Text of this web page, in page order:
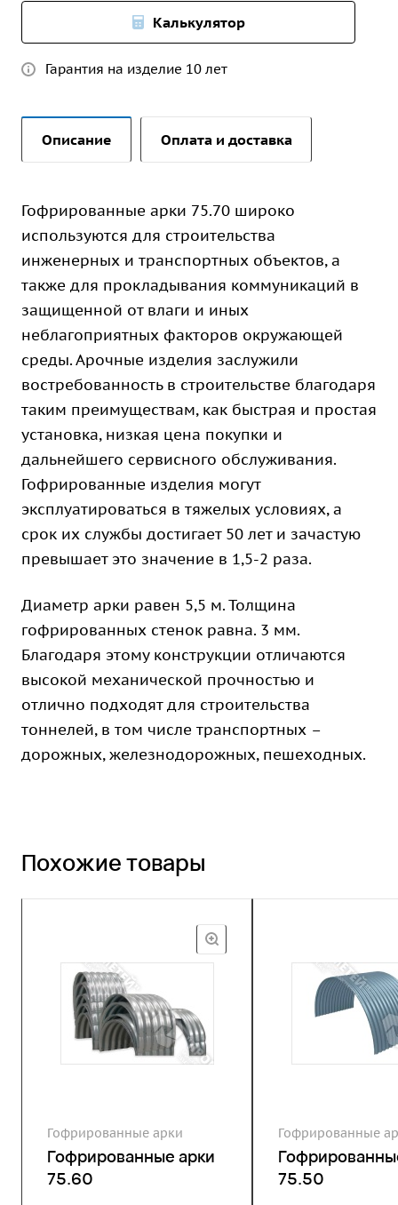
Калькулятор
Гарантия на изделие 10 лет
Описание Оплата и доставка
Гофрированные арки 75.70 широко
используются для строительства
инженерных и транспортных объектов, а
также для прокладывания коммуникаций в
защищенной от влаги и иных
неблагоприятных факторов окружающей
среды. Арочные изделия заслужили
востребованность в строительстве благодаря
таким преимуществам, как быстрая и простая
установка, низкая цена покупки и
дальнейшего сервисного обслуживания.
Гофрированные изделия могут
эксплуатироваться в тяжелых условиях, а
срок их службы достигает 50 лет и зачастую
превышает это значение в 1,5-2 раза.
Диаметр арки равен 5,5 м. Толщина
гофрированных стенок равна. 3 мм.
Благодаря этому конструкции отличаются
высокой механической прочностью и
отлично подходят для строительства
тоннелей, в том числе транспортных –
дорожных, железнодорожных, пешеходных.
Похожие товары
Гофрированные арки
Гофрированные арки
75.60
Гофрированные
75.50